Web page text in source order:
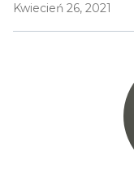
Kwiecień 26, 2021